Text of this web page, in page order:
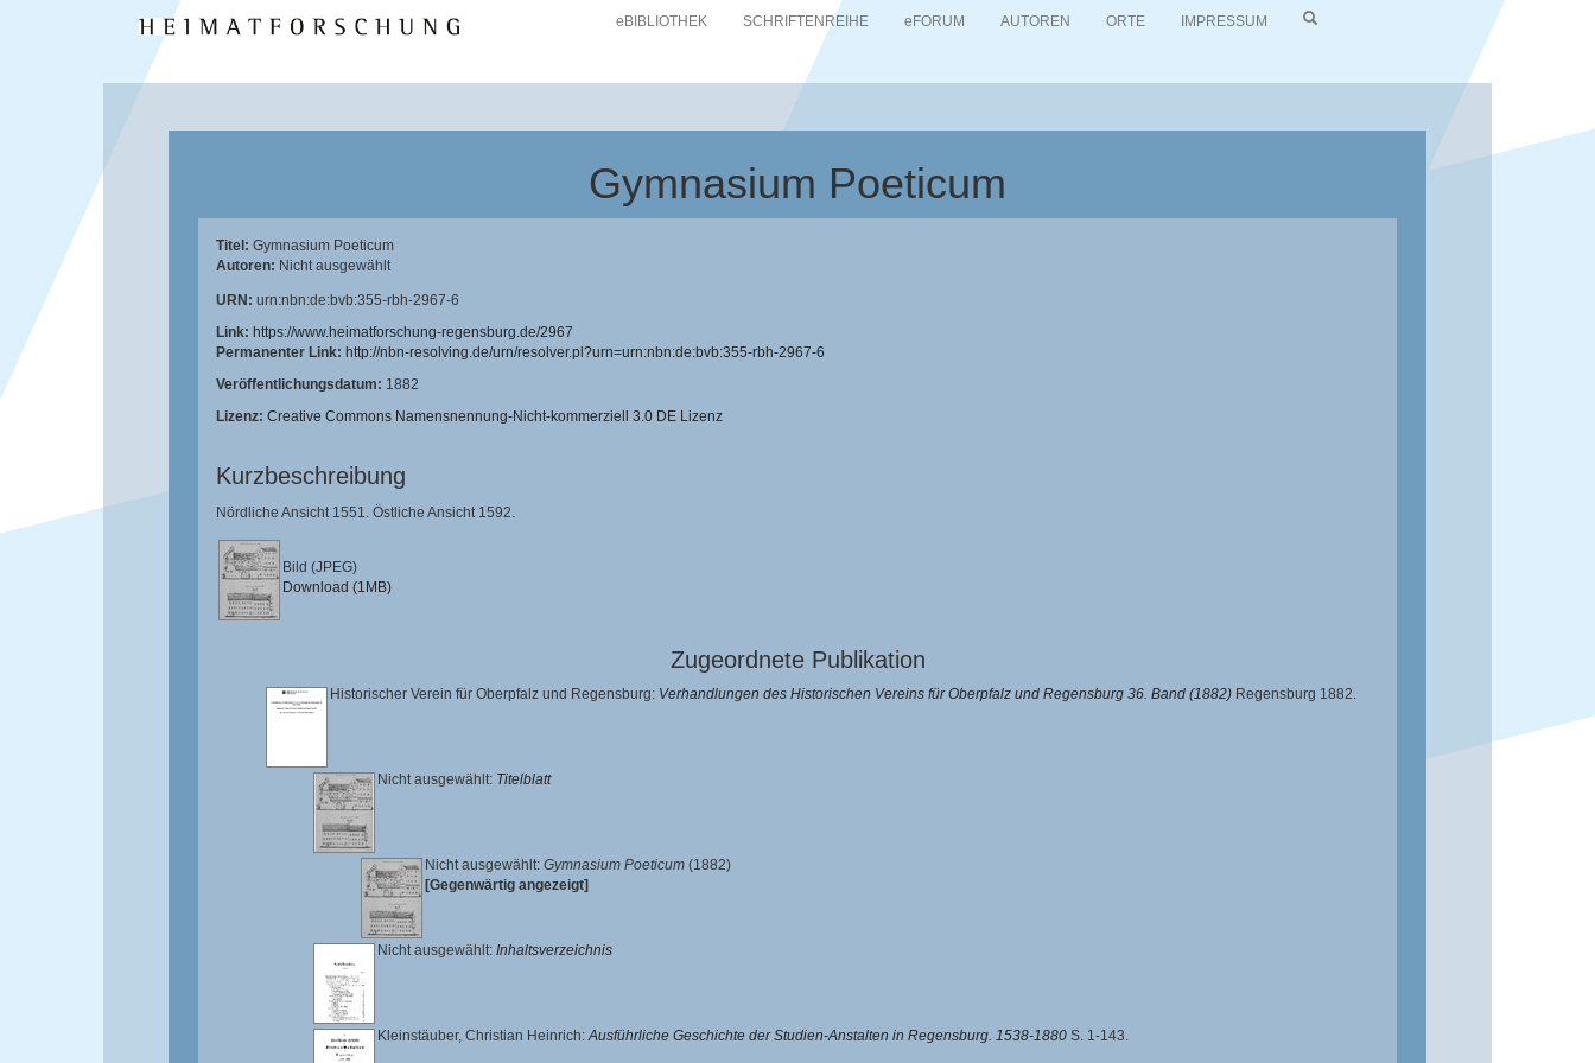
eBIBLIOTHEK SCHRIFTENREIHE eFORUM AUTOREN ORTE IMPRESSUM
Gymnasium Poeticum
Titel: Gymnasium Poeticum
Autoren: Nicht ausgewählt
URN: urn:nbn:de:bvb:355-rbh-2967-6
Link: https://www.heimatforschung-regensburg.de/2967
Permanenter Link: http://nbn-resolving.de/urn/resolver.pl?urn=urn:nbn:de:bvb:355-rbh-2967-6
Veröffentlichungsdatum: 1882
Lizenz: Creative Commons Namensnennung-Nicht-kommerziell 3.0 DE Lizenz
Kurzbeschreibung
Nördliche Ansicht 1551. Östliche Ansicht 1592.
Bild (JPEG)
Download (1MB)
Zugeordnete Publikation
Historischer Verein für Oberpfalz und Regensburg: Verhandlungen des Historischen Vereins für Oberpfalz und Regensburg 36. Band (1882) Regensburg 1882.
Nicht ausgewählt: Titelblatt
Nicht ausgewählt: Gymnasium Poeticum (1882)
[Gegenwärtig angezeigt]
Nicht ausgewählt: Inhaltsverzeichnis
Kleinstäuber, Christian Heinrich:Ausführliche Geschichte der Studien-Anstalten in Regensburg. 1538-1880 S. 1-143.